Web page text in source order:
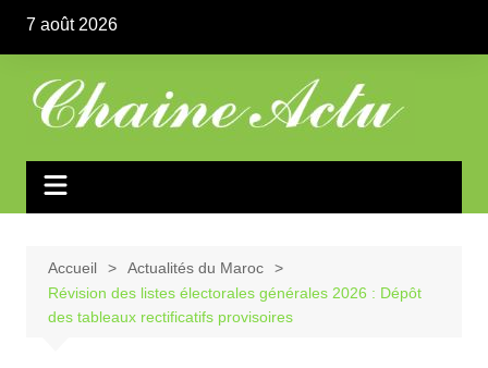
contenu
7 août 2026
Accueil
Actualités du Maroc
Révision des listes électorales générales 2026 : Dépôt
des tableaux rectificatifs provisoires